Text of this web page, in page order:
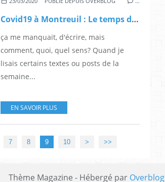
Covid19 à Montreuil : Le temps des brutes
ça me manquait, d'écrire, mais
comment, quoi, quel sens? Quand je
lisais certains textes ou posts de la
semaine...
EN SAVOIR PLUS
7 8 9 10 20
> >>
Thème Magazine - Hébergé par Overblog